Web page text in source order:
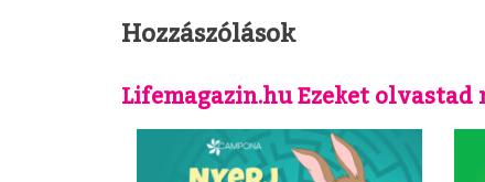
Hozzászólások
Lifemagazin.hu Ezeket olvastad